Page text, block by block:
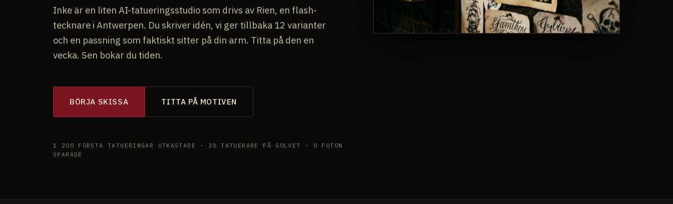
Inke är en liten AI-tatueringsstudio som drivs av Rien, en flash-
tecknare i Antwerpen. Du skriver idén, vi ger tillbaka 12 varianter
och en passning som faktiskt sitter på din arm. Titta på den en
vecka. Sen bokar du tiden.
BÖRJA SKISSA TITTA PÅ MOTIVEN
1 200 FÖRSTA TATUERINGAR UTKASTADE · 38 TATUERARE PÅ GOLVET · 0 FOTON
SPARADE